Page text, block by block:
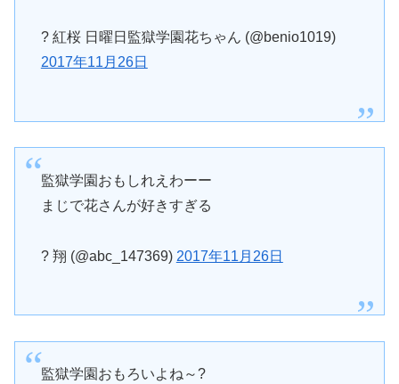
? 紅桜 日曜日監獄学園花ちゃん (@benio1019)
2017年11月26日
監獄学園おもしれえわーー
まじで花さんが好きすぎる
? 翔 (@abc_147369) 2017年11月26日
監獄学園おもろいよね～?